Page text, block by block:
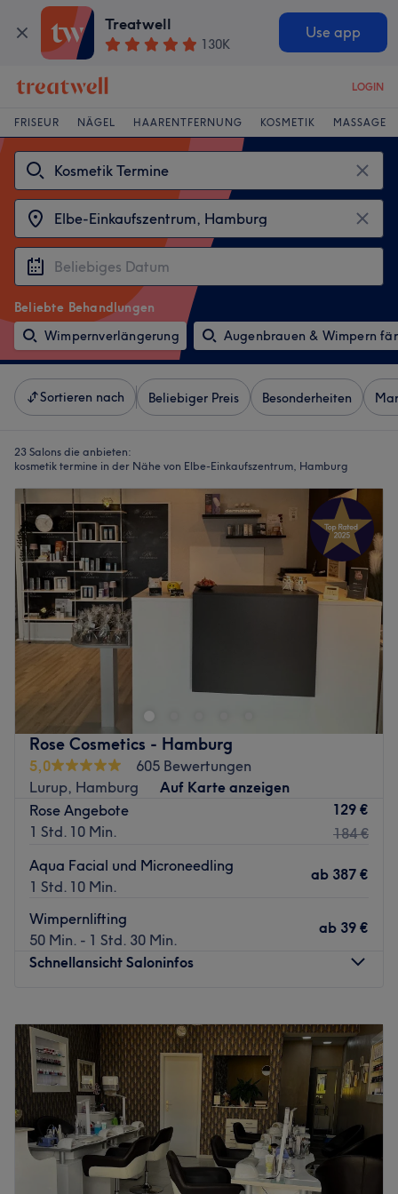
Treatwell
130K
Use app
LOGIN
FRISEUR NÄGEL HAARENTFERNUNG KOSMETIK MASSAGE
Beliebte Behandlungen
Wimpernverlängerung
Augenbrauen & Wimpern
Sortieren nach Beliebiger Preis Besonderheiten
23 Salons die anbieten:
kosmetik termine in der Nähe von Elbe-Einkaufszentrum, Hamburg
Rose Cosmetics - Hamburg
5,0
605 Bewertungen
Lurup, Hamburg
Auf Karte anzeigen
Rose Angebote
1 Std. 10 Min.
129 €
184 €
Aqua Facial und Microneedling
1 Std. 10 Min.
ab 387 €
Wimpernlifting
50 Min. - 1 Std. 30 Min.
ab 39 €
Schnellansicht Saloninfos
Dienstag
09:00–20:00
Mittwoch
09:00
20:00
Donnerstag
09:00 – 20:00
Freitag
09:00 – 20:00
Samstag
09:00
20:00
Sonntag
Geschlossen
Rose Cosmetics in Hamburg, Lurup ist eine wahre